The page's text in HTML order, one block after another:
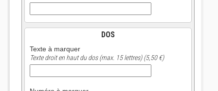
DOS
Texte à marquer
Texte droit en haut du dos (max. 15 lettres) (5,50 €)